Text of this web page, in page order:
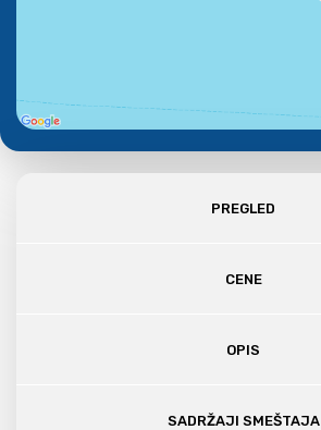
PREGLED
CENE
OPIS
SADRŽAJI SMEŠTAJA